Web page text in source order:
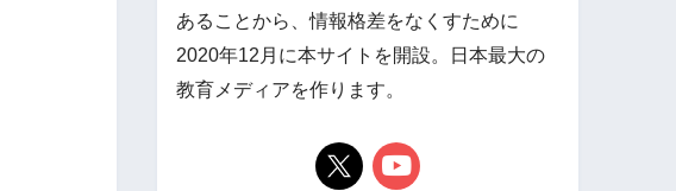
あることから、情報格差をなくすために
2020年12月に本サイトを開設。日本最大の
教育メディアを作ります。